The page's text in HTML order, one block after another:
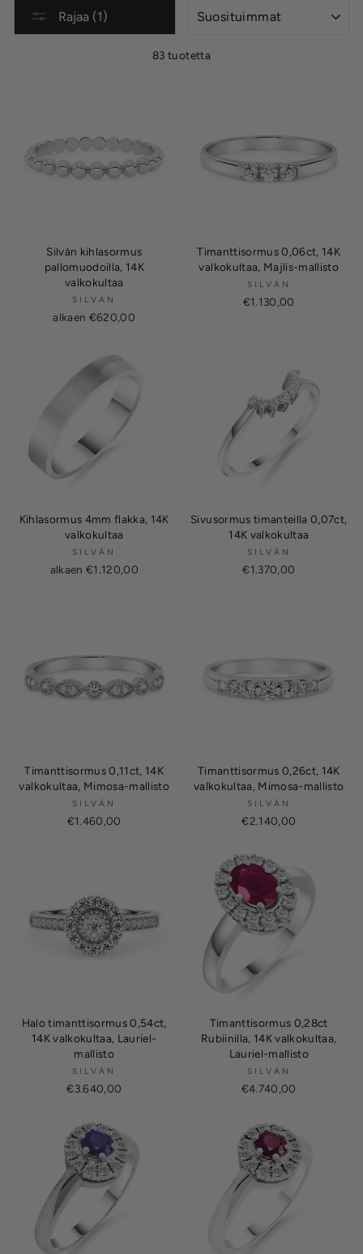
Rajaa (1)
83 tuotetta
Silván kihlasormus
pallomuodoilla, 14K
valkokultaa
SILVÁN
alkaen €620,00
Timanttisormus 0,06ct, 14K
valkokultaa, Majlis-mallisto
SILVÁN
€1.130,00
Kihlasormus 4mm flakka, 14K
valkokultaa
SILVÁN
alkaen €1.120,00
Sivusormus timanteilla 0,07ct,
14K valkokultaa
SILVÁN
€1.370,00
Timanttisormus 0,11ct, 14K
valkokultaa, Mimosa-mallisto
SILVÁN
€1.460,00
Timanttisormus 0,26ct, 14K
valkokultaa, Mimosa-mallisto
SILVÁN
€2.140,00
Halo timanttisormus 0,54ct,
14K valkokultaa, Lauriel-
mallisto
SILVÁN
€3.640,00
Timanttisormus 0,28ct
Rubiinilla, 14K valkokultaa,
Lauriel-mallisto
SILVÁN
€4.740,00